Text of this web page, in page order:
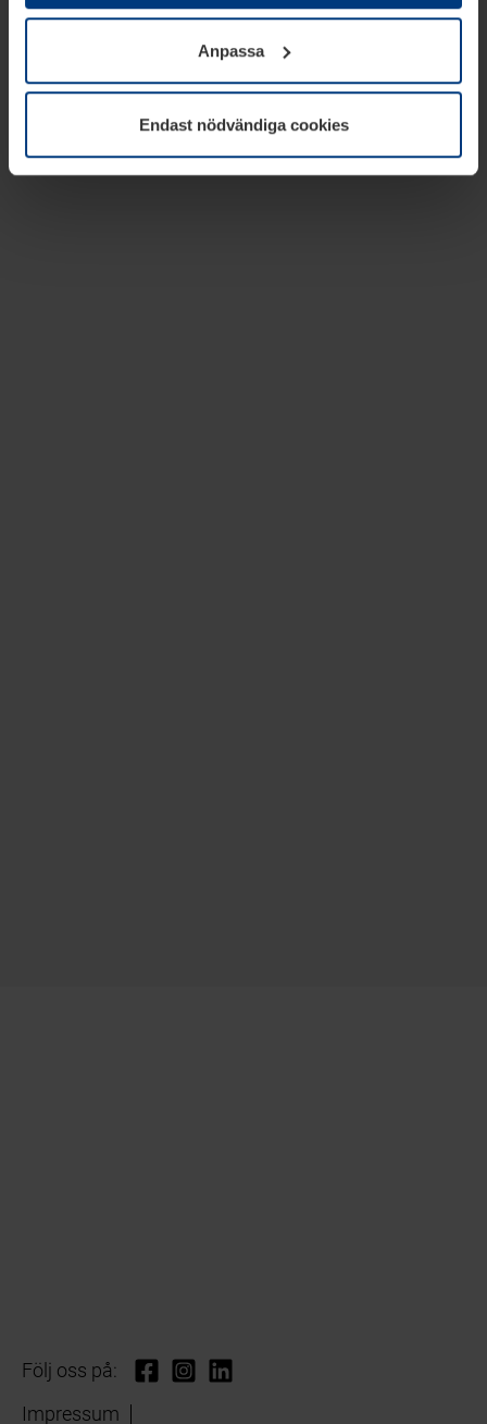
godkännande kan du när som helst ändra eller återkalla i
informationen om kakor underDataskyddsförklaring
vår webbplats.
Anpassa
Endast nödvändiga cookies
Följ oss på:
Impressum